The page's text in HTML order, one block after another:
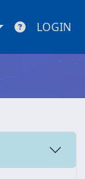
LOGIN